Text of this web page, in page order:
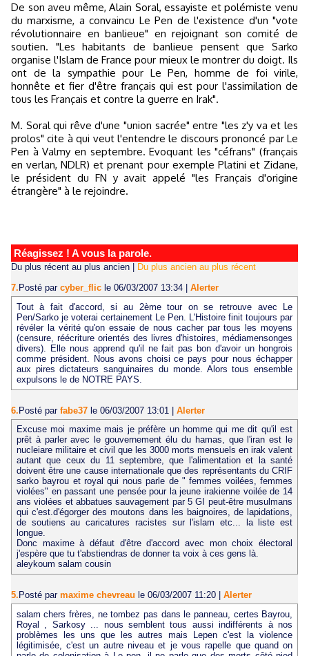
De son aveu même, Alain Soral, essayiste et polémiste venu
du marxisme, a convaincu Le Pen de l'existence d'un "vote
révolutionnaire en banlieue" en rejoignant son comité de
soutien. "Les habitants de banlieue pensent que Sarko
organise l'Islam de France pour mieux le montrer du doigt. Ils
ont de la sympathie pour Le Pen, homme de foi virile,
honnête et fier d'être français qui est pour l'assimilation de
tous les Français et contre la guerre en Irak".
M. Soral qui rêve d'une "union sacrée" entre "les z'y va et les
prolos" cite à qui veut l'entendre le discours prononcé par Le
Pen à Valmy en septembre. Evoquant les "céfrans" (français
en verlan, NDLR) et prenant pour exemple Platini et Zidane,
le président du FN y avait appelé "les Français d'origine
étrangère" à le rejoindre.
Réagissez ! A vous la parole.
Du plus récent au plus ancien
Du plus ancien au plus récent
7. Posté par cyber_flic le 06/03/2007 13:34
Alerter
Tout à fait d'accord, si au 2ème tour on se retrouve avec Le
Pen/Sarko je voterai certainement Le Pen. L'Histoire finit toujours par
révéler la vérité qu'on essaie de nous cacher par tous les moyens
(censure, réécriture orientés des livres d'histoires, médiamensonges
divers). Elle nous apprend qu'il ne fait pas bon d'avoir un hongrois
comme président. Nous avons choisi ce pays pour nous échapper
aux pires dictateurs sanguinaires du monde. Alors tous ensemble
expulsons le de NOTRE PAYS.
6.Posté par fabe37 le 06/03/2007 13:01 | Alerter
Excuse moi maxime mais je préfère un homme qui me dit qu'il est
prêt à parler avec le gouvernement élu du hamas, que l'iran est le
nucleiare militaire et civil que les 3000 morts mensuels en irak valent
autant que ceux du 11 septembre, que l'alimentation et la santé
doivent être une cause internationale que des représentants du CRIF
sarko bayrou et royal qui nous parle de " femmes voilées, femmes
violées" en passant une pensée pour la jeune irakienne voilée de 14
ans violées et abbatues sauvagement par 5 GI peut-être musulmans
qui c'est.d'égorger des moutons dans les baignoires, de lapidations,
de soutiens au caricatures racistes sur l'islam etc... la liste est
longue.
Donc maxime à défaut d'être d'accord avec mon choix électoral
j'espère que tu t'abstiendras de donner ta voix à ces gens là.
aleykoum salam cousin
5. Posté par maxime chevreau le 06/03/2007 11:20
Alerter
salam chers frères, ne tombez pas dans le panneau, certes Bayrou,
Royal , Sarkosy ... nous semblent tous aussi indifférents à nos
problèmes les uns que les autres mais Lepen c'est la violence
légitimisée, c'est un autre niveau et je vous rapelle que quand on